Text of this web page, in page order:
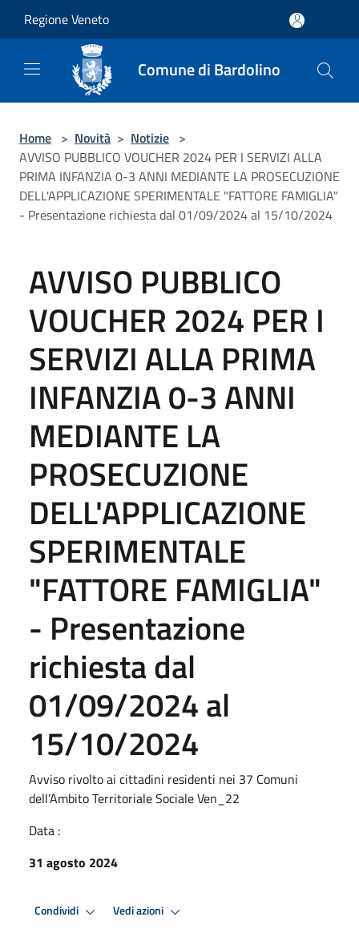
Regione Veneto
Comune di Bardolino
Home > Novità > Notizie >
AVVISO PUBBLICO VOUCHER 2024 PER I SERVIZI ALLA
PRIMA INFANZIA 0-3 ANNI MEDIANTE LA PROSECUZIONE
DELL'APPLICAZIONE SPERIMENTALE "FATTORE FAMIGLIA"
- Presentazione richiesta dal 01/09/2024 al 15/10/2024
AVVISO PUBBLICO
VOUCHER 2024 PER I
SERVIZI ALLA PRIMA
INFANZIA 0-3 ANNI
MEDIANTE LA
PROSECUZIONE
DELL'APPLICAZIONE
SPERIMENTALE
"FATTORE FAMIGLIA"
- Presentazione
richiesta dal
01/09/2024 al
15/10/2024
Avviso rivolto ai cittadini residenti nei 37 Comuni
dell’Ambito Territoriale Sociale Ven_22
Data :
31 agosto 2024
Condividi Vedi azioni